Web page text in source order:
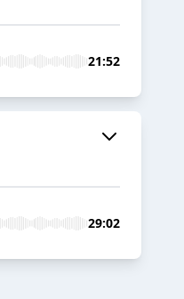
21:52
29:02